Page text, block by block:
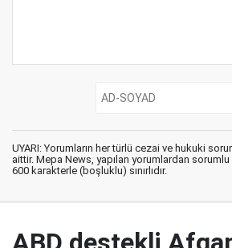
UYARI: Yorumların her türlü cezai ve hukuki
aittir. Mepa News, yapılan yorumlardan
600 karakterle (boşluklu) sınırlıdır.